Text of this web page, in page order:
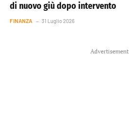
di nuovo giù dopo intervento
FINANZA 31 Luglio 2026
Advertisement